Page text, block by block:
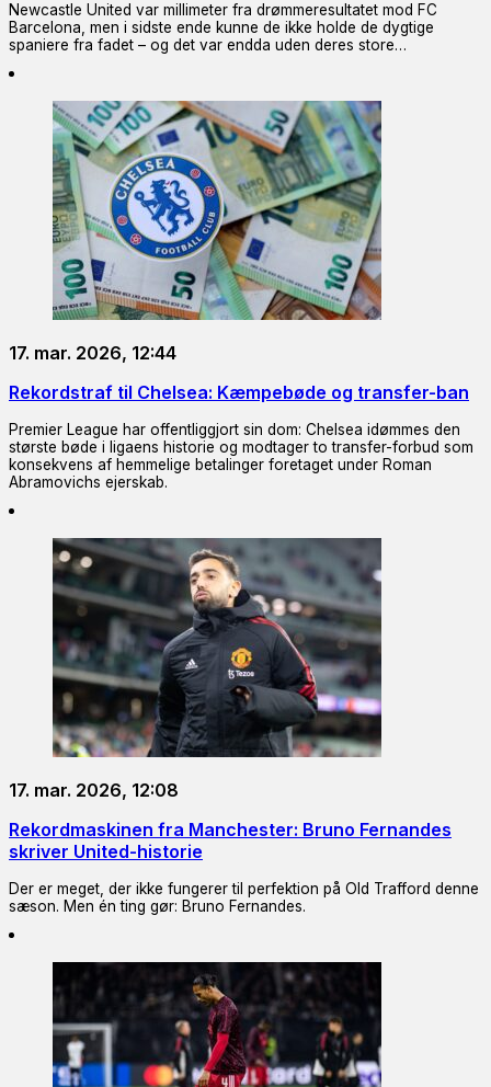
Newcastle United var millimeter fra drømmeresultatet mod FC
Barcelona, men i sidste ende kunne de ikke holde de dygtige
spaniere fra fadet – og det var endda uden deres store…
17. mar. 2026, 12:44
Rekordstraf til Chelsea: Kæmpebøde og transfer-ban
Premier League har offentliggjort sin dom: Chelsea idømmes den
største bøde i ligaens historie og modtager to transfer-forbud som
konsekvens af hemmelige betalinger foretaget under Roman
Abramovichs ejerskab.
17. mar. 2026, 12:08
Rekordmaskinen fra Manchester: Bruno Fernandes
skriver United-historie
Der er meget, der ikke fungerer til perfektion på Old Trafford denne
sæson. Men én ting gør: Bruno Fernandes.